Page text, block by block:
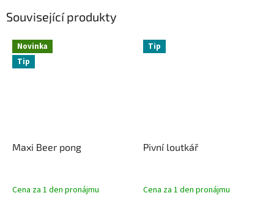
Související produkty
Novinka
Tip
Maxi Beer pong
Cena za 1 den pronájmu
Tip
Pivní loutkář
Cena za 1 den pronájmu